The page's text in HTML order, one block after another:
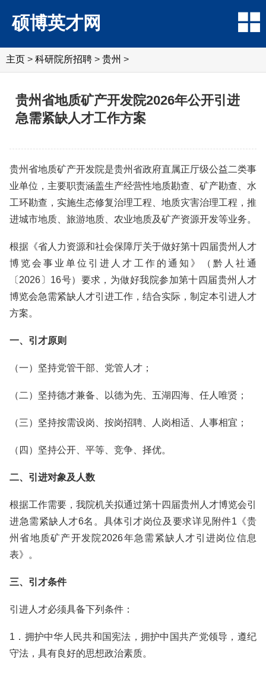
硕博英才网
主页 > 科研院所招聘 > ‌‌贵州 >
贵州省地质矿产开发院2026年公开引进
急需紧缺人才工作方案
贵州省地质矿产开发院是贵州省政府直属正厅级公益二类事
业单位，主要职责涵盖生产经营性地质勘查、矿产勘查、水
工环勘查，实施生态修复治理工程、地质灾害治理工程，推
进城市地质、旅游地质、农业地质及矿产资源开发等业务。
根据《省人力资源和社会保障厅关于做好第十四届贵州人才
博览会事业单位引进人才工作的通知》（黔人社通
〔2026〕16号）要求，为做好我院参加第十四届贵州人才
博览会急需紧缺人才引进工作，结合实际，制定本引进人才
方案。
一、引才原则
（一）坚持党管干部、党管人才；
（二）坚持德才兼备、以德为先、五湖四海、任人唯贤；
（三）坚持按需设岗、按岗招聘、人岗相适、人事相宜；
（四）坚持公开、平等、竞争、择优。
二、引进对象及人数
根据工作需要，我院机关拟通过第十四届贵州人才博览会引
进急需紧缺人才6名。具体引才岗位及要求详见附件1《贵
州省地质矿产开发院2026年急需紧缺人才引进岗位信息
表》。
三、引才条件
引进人才必须具备下列条件：
1．拥护中华人民共和国宪法，拥护中国共产党领导，遵纪
守法，具有良好的思想政治素质。